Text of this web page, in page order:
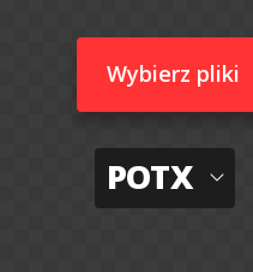
Wybierz pliki
POTX